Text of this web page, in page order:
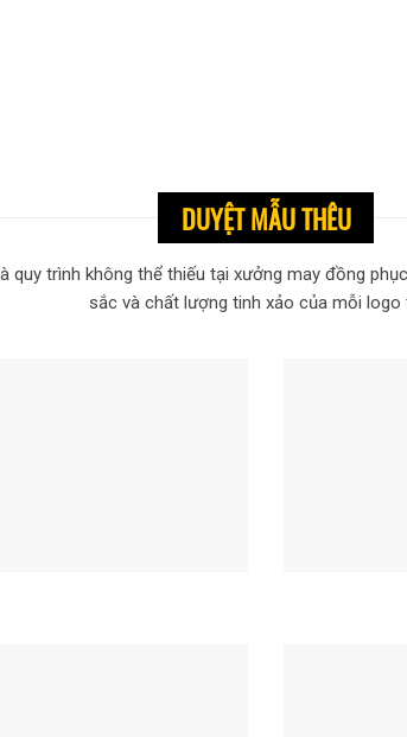
DUYỆT MẪU THÊU
quy trình không thể thiếu tại xưởng may đồng
sắc và chất lượng tinh xảo của mỗi logo